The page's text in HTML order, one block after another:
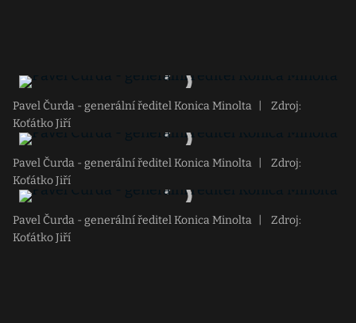
Pavel Čurda - generální ředitel Konica Minolta
Zdroj:
Koťátko Jiří
Pavel Čurda - generální ředitel Konica Minolta
Zdroj:
Koťátko Jiří
Pavel Čurda - generální ředitel Konica Minolta
Zdroj:
Koťátko Jiří